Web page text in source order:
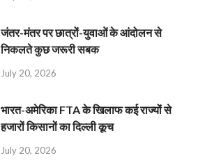
जंतर-मंतर पर छात्रों-युवाओं के आंदोलन से
निकलते कुछ जरूरी सबक
July 20, 2026
भारत-अमेरिका FTA के खिलाफ कई राज्यों से
हजारों किसानों का दिल्ली कूच
July 20, 2026